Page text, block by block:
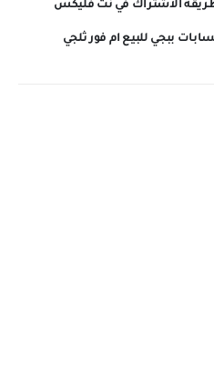
الاشتراك في نت فليكس
ببجي للبيع ام فور ثلجي